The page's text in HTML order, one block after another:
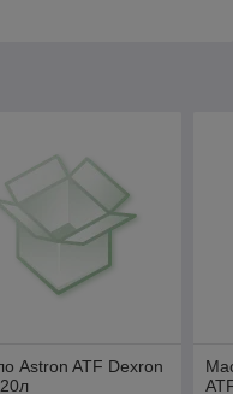
Astron ATF Dexron